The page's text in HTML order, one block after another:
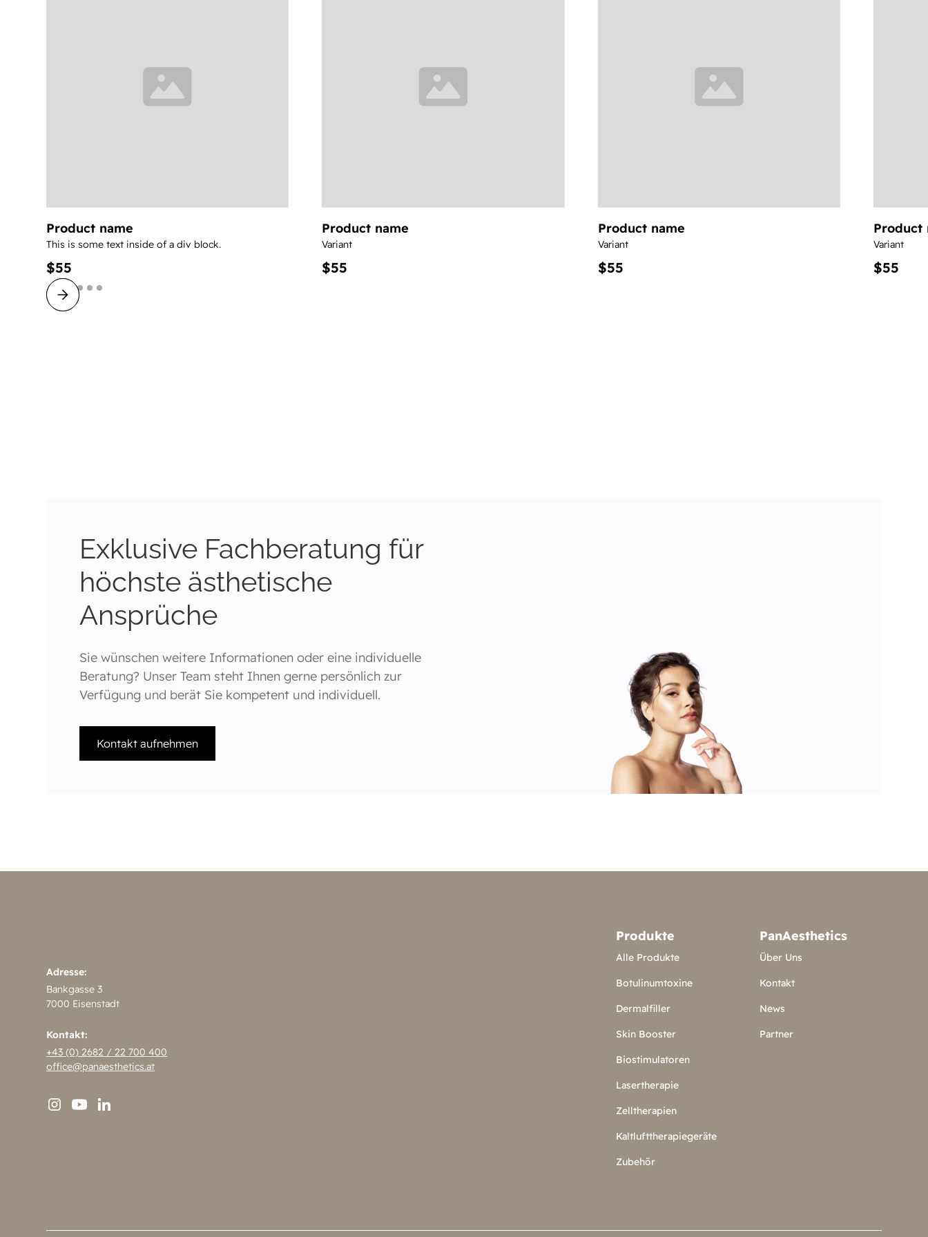
Product name
This is some text inside of a div block.
$55
Product name
Variant
$55
Product name
Variant
$55
Product
Variant
$55
Exklusive Fachberatung für
höchste ästhetische
Ansprüche
Sie wünschen weitere Informationen oder eine individuelle
Beratung? Unser Team steht Ihnen gerne persönlich zur
Verfügung und berät Sie kompetent und individuell.
Kontakt aufnehmen
Adresse:
Bankgasse 3
7000 Eisenstadt
Kontakt:
+43 (0) 2682 / 22 700 400
office@panaesthetics.at
Produkte
Alle Produkte
Botulinumtoxine
Dermalfiller
Skin Booster
Biostimulatoren
Lasertherapie
Zelltherapien
Kaltlufttherapiegeräte
Zubehör
PanAesthetics
Über Uns
Kontakt
News
Partner